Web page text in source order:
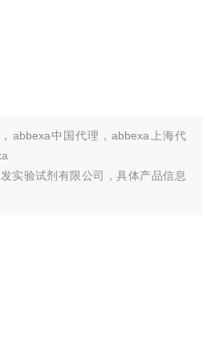
abbexa中国代理，abbexa上海代
实验试剂有限公司，具体产品信息